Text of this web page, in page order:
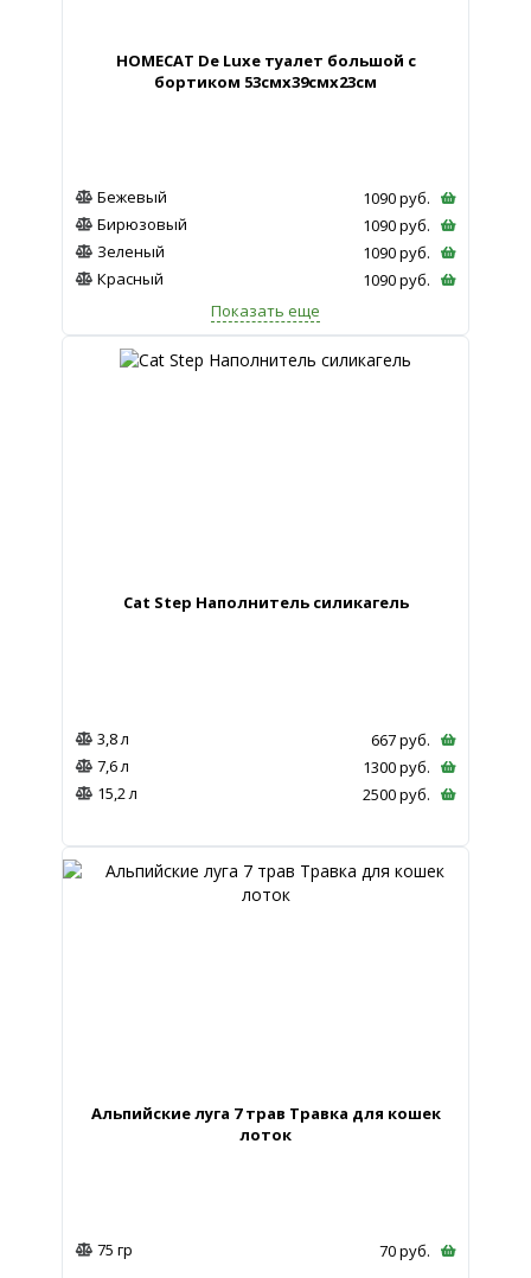
HOMECAT De Luxe туалет большой с
бортиком 53смх39смх23см
Бежевый 1090руб.
Бирюзовый
1090руб.
Зеленый
1090руб.
Красный
1090руб.
Показать еще
Cat Step Наполнитель силикагель
3,8 л 667руб.
7,6 л
1300руб.
15,2 л
2500руб.
Альпийские луга 7 трав Травка для кошек
лоток
75 гр 70руб.